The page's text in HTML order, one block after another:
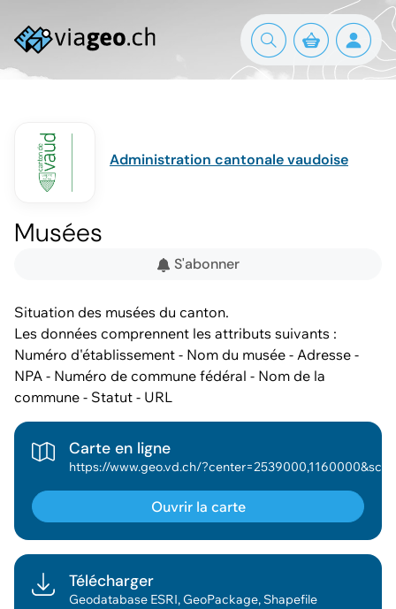
Administration cantonale vaudoise
Musées
S'abonner
Situation des musées du canton.
Les données comprennent les attributs suivants :
Numéro d'établissement - Nom du musée - Adresse -
NPA - Numéro de commune fédéral - Nom de la
commune - Statut - URL
Carte en ligne
Ouvrir la carte
Télécharger
Geodatabase ESRI, GeoPackage, Shapefile